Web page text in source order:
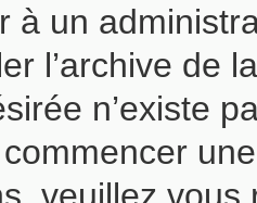
à un
l’archive de
n’existe
veuillez